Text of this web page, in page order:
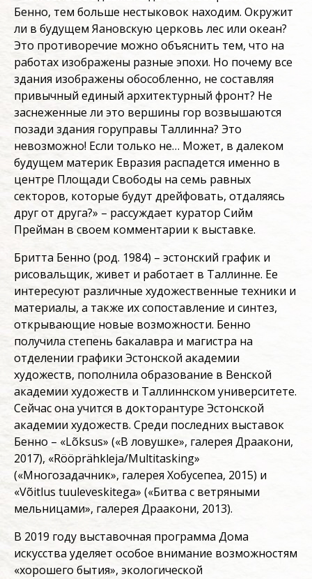
Бенно, тем больше нестыковок находим. Окружит
ли в будущем Яановскую церковь лес или океан?
Это противоречие можно объяснить тем, что на
работах изображены разные эпохи. Но почему все
здания изображены обособленно, не составляя
привычный единый архитектурный фронт? Не
заснеженные ли это вершины гор возвышаются
позади здания горуправы Таллинна? Это
невозможно! Если только не… Может, в далеком
будущем материк Евразия распадется именно в
центре Площади Свободы на семь равных
секторов, которые будут дрейфовать, отдаляясь
друг от друга?» – рассуждает куратор Сийм
Прейман в своем комментарии к выставке.
Бритта Бенно (род. 1984) – эстонский график и
рисовальщик, живет и работает в Таллинне. Ее
интересуют различные художественные техники и
материалы, а также их сопоставление и синтез,
открывающие новые возможности. Бенно
получила степень бакалавра и магистра на
отделении графики Эстонской академии
художеств, пополнила образование в Венской
академии художеств и Таллиннском университете.
Сейчас она учится в докторантуре Эстонской
академии художеств. Среди последних выставок
Бенно – «Lõksus» («В ловушке», галерея Драакони,
2017), «Rööprähkleja/Multitasking»
(«Многозадачник», галерея Хобусепеа, 2015) и
«Võitlus tuuleveskitega» («Битва с ветряными
мельницами», галерея Драакони, 2013).
В 2019 году выставочная программа Дома
искусства уделяет особое внимание возможностям
«хорошего бытия», экологической